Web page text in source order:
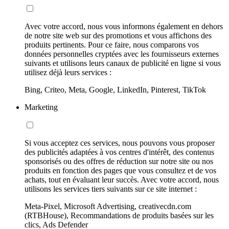
Avec votre accord, nous vous informons également en dehors
de notre site web sur des promotions et vous affichons des
produits pertinents. Pour ce faire, nous comparons vos
données personnelles cryptées avec les fournisseurs externes
suivants et utilisons leurs canaux de publicité en ligne si vous
utilisez déjà leurs services :
Bing, Criteo, Meta, Google, LinkedIn, Pinterest, TikTok
Marketing
Si vous acceptez ces services, nous pouvons vous proposer
des publicités adaptées à vos centres d'intérêt, des contenus
sponsorisés ou des offres de réduction sur notre site ou nos
produits en fonction des pages que vous consultez et de vos
achats, tout en évaluant leur succès. Avec votre accord, nous
utilisons les services tiers suivants sur ce site internet :
Meta-Pixel, Microsoft Advertising, creativecdn.com
(RTBHouse), Recommandations de produits basées sur les
clics, Ads Defender